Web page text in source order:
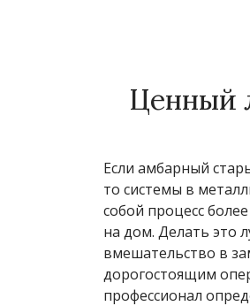
Ценный
Если амбарный
то системы в
собой процесс
на дом. Делать это
вмешательство в
дорогостоящим
профессионал